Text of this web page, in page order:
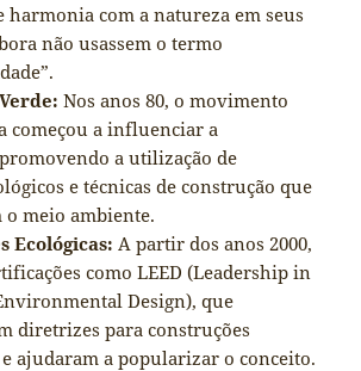
harmonia com a natureza em seus
não usassem o termo
Nos anos 80, o movimento
começou a influenciar a
a utilização de
e técnicas de construção que
o meio ambiente.
Ecológicas: A partir dos anos 2000,
como LEED (Leadership in
Design), que
diretrizes para construções
ajudaram a popularizar o conceito.